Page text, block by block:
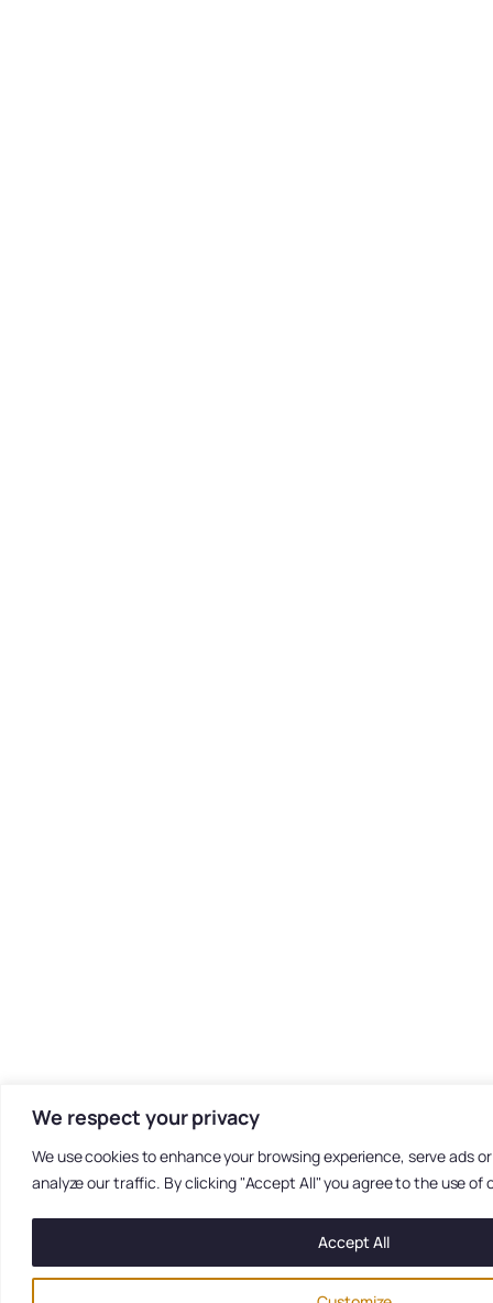
We respect your privacy
We use cookies to enhance your browsing experience, serve ads
analyze our traffic. By clicking "Accept All" you agree to the use of
Accept All